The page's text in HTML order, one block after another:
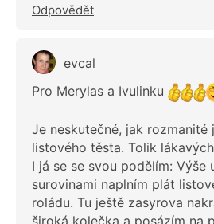
Odpovědět
evcal
Pro Merylas a Ivulinku
Je neskutečné, jak rozmanité
listového těsta. Tolik
I já se se svou podělím: Výše
surovinami naplním plát
roládu. Tu ještě zasyrova
široká kolečka a posázím na